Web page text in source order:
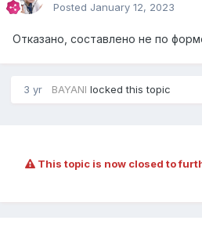
Posted January 12, 2023
Отказано, составлено не по
3 yr BAYANI locked this topic
This topic is now closed to